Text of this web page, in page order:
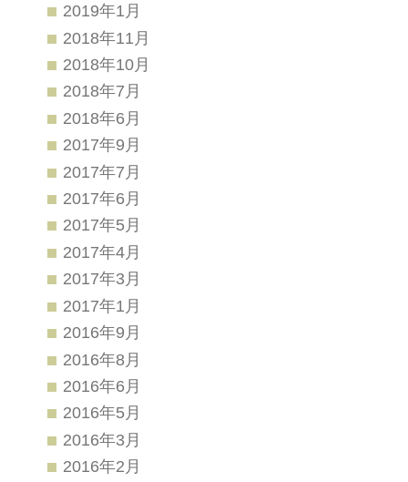
2019年1月
2018年11月
2018年10月
2018年7月
2018年6月
2017年9月
2017年7月
2017年6月
2017年5月
2017年4月
2017年3月
2017年1月
2016年9月
2016年8月
2016年6月
2016年5月
2016年3月
2016年2月